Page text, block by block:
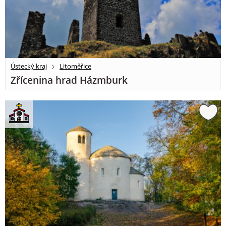
Ústecký kraj Litoměřice
Zřícenina hrad Házmburk